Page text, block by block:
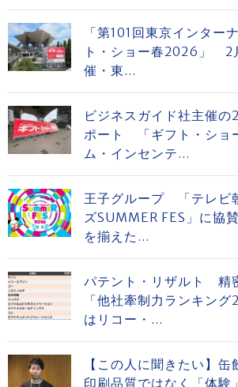
「第101回東京インター
ト・ショー春2026」 2
催・東...
ビジネスガイド社主催の
ポート 「ギフト・ショ
ム・インセンテ...
王子グループ 「テレビ
ズSUMMER FES」に協
を揃えた...
パテント・リザルト 精
「他社牽制力ランキン
はリコー・...
【この人に聞きたい】
印刷品質ではなく「体